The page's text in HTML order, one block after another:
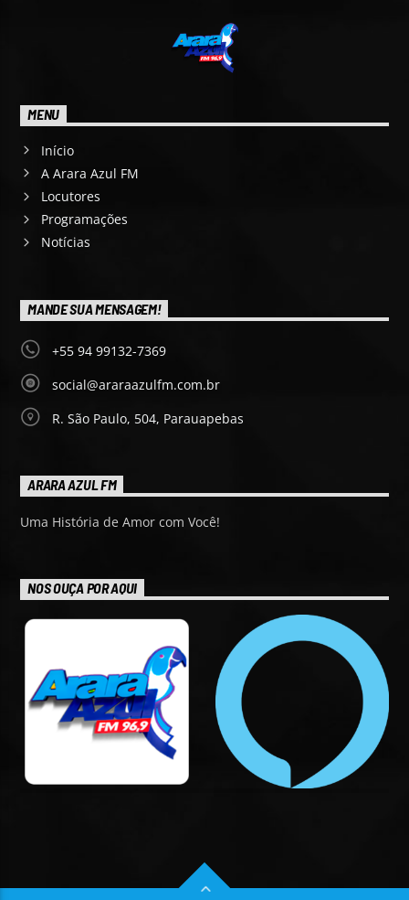
MENU
Início
A Arara Azul FM
Locutores
Programações
Notícias
MANDE SUA MENSAGEM!
+55 94 99132-7369
social@araraazulfm.com.br
R. São Paulo, 504, Parauapebas
ARARA AZUL FM
Uma História de Amor com Você!
NOS OUÇA POR AQUI